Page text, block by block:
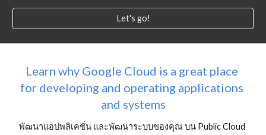
Let's go!
Learn why Google Cloud is a great place
for developing and operating applications
and systems
พัฒนาแอปพลิเคชั่น และพัฒนาระบบของคุณ บน Public Cloud